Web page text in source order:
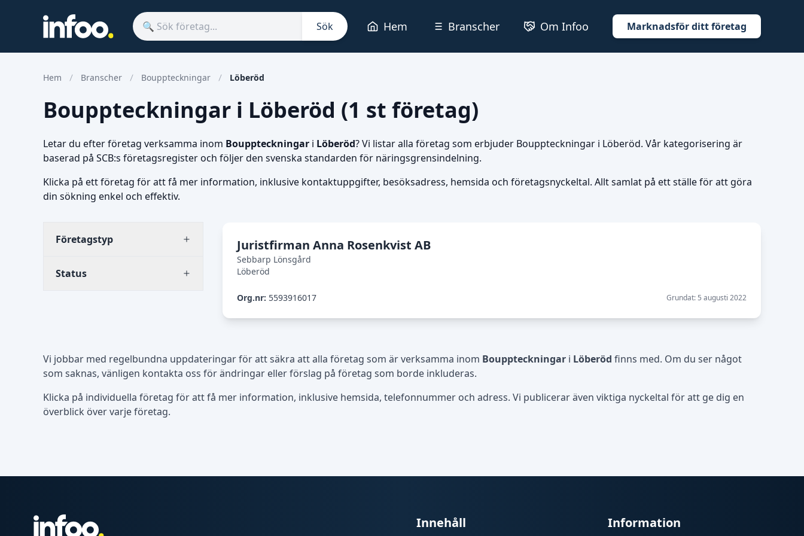
Sök Hem Branscher Om Infoo Marknadsför ditt företag
Hem Branscher Bouppteckningar Löberöd
Bouppteckningar i Löberöd (1 st företag)
Letar du efter företag verksamma inom Bouppteckningar i Löberöd? Vi listar alla företag som erbjuder Bouppteckningar i Löberöd. Vår kategorisering är
baserad på SCB:s företagsregister och följer den svenska standarden för näringsgrensindelning.
Klicka på ett företag för att få mer information, inklusive kontaktuppgifter, besöksadress, hemsida och företagsnyckeltal. Allt samlat på ett ställe för att göra
din sökning enkel och effektiv.
Företagstyp
Status
Juristfirman Anna Rosenkvist AB
Sebbarp Lönsgård
Löberöd
Org.nr: 5593916017 Grundat: 5 augusti 2022
Vi jobbar med regelbundna uppdateringar för att säkra att alla företag som är verksamma inom Bouppteckningar i Löberöd finns med. Om du ser något
som saknas, vänligen kontakta oss för ändringar eller förslag på företag som borde inkluderas.
Klicka på individuella företag för att få mer information, inklusive hemsida, telefonnummer och adress. Vi publicerar även viktiga nyckeltal för att ge dig en
överblick över varje företag.
Innehåll Information